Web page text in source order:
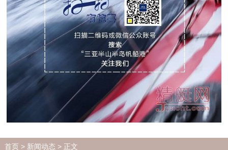
首页> 新闻动态 > 正文